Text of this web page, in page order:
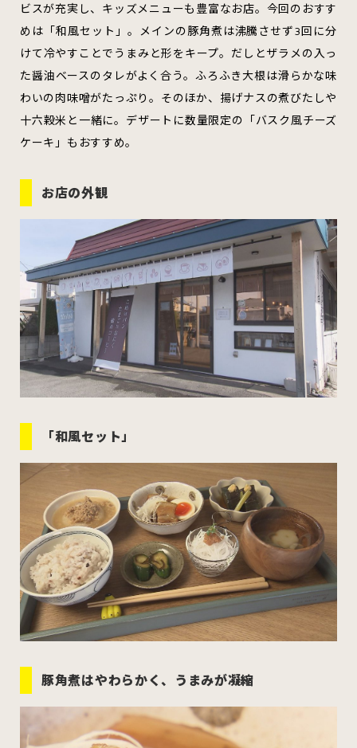
五所川原市 つがる市
弘前市 黒石市 平川市
すべてのエリアをみる
ホーム
お問い合わせ
公式Instagram
ビスが充実し、キッズメニューも豊富なお店。今回のおすす
めは「和風セット」。メインの豚角煮は沸騰させず3回に分
けて冷やすことでうまみと形をキープ。だしとザラメの入っ
た醤油ベースのタレがよく合う。ふろふき大根は滑らかな味
わいの肉味噌がたっぷり。そのほか、揚げナスの煮びたしや
十六穀米と一緒に。デザートに数量限定の「バスク風チーズ
ケーキ」もおすすめ。
お店の外観
「和風セット」
豚角煮はやわらかく、うまみが凝縮